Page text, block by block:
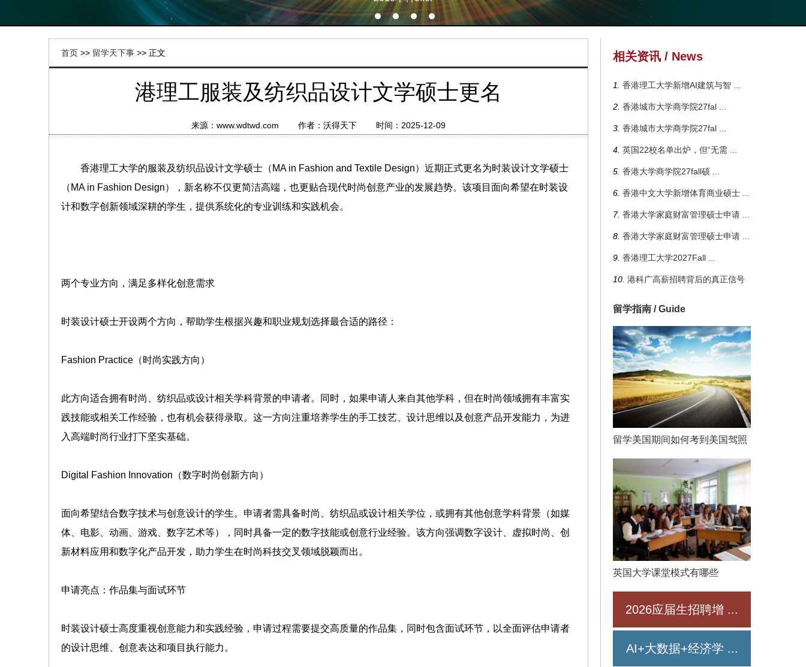
2018本科offer
职场精英计划
首页 >> 留学天下事 >> 正文
港理工服装及纺织品设计文学硕士更名
来源：www.wdtwd.com 作者：沃得天下 时间：2025-12-09
香港理工大学的服装及纺织品设计文学硕士（MA in Fashion and Textile Design）近期正式更名为时装设计文学硕士
（MA in Fashion Design），新名称不仅更简洁高端，也更贴合现代时尚创意产业的发展趋势。该项目面向希望在时装设
计和数字创新领域深耕的学生，提供系统化的专业训练和实践机会。
两个专业方向，满足多样化创意需求
时装设计硕士开设两个方向，帮助学生根据兴趣和职业规划选择最合适的路径：
Fashion Practice（时尚实践方向）
此方向适合拥有时尚、纺织品或设计相关学科背景的申请者。同时，如果申请人来自其他学科，但在时尚领域拥有丰富实
践技能或相关工作经验，也有机会获得录取。这一方向注重培养学生的手工技艺、设计思维以及创意产品开发能力，为进
入高端时尚行业打下坚实基础。
Digital Fashion Innovation（数字时尚创新方向）
面向希望结合数字技术与创意设计的学生。申请者需具备时尚、纺织品或设计相关学位，或拥有其他创意学科背景（如媒
体、电影、动画、游戏、数字艺术等），同时具备一定的数字技能或创意行业经验。该方向强调数字设计、虚拟时尚、创
新材料应用和数字化产品开发，助力学生在时尚科技交叉领域脱颖而出。
申请亮点：作品集与面试环节
时装设计硕士高度重视创意能力和实践经验，申请过程需要提交高质量的作品集，同时包含面试环节，以全面评估申请者
的设计思维、创意表达和项目执行能力。
相关资讯 / News
1. 香港理工大学新增AI建筑与智
2. 香港城市大学商学院27fal
3. 香港城市大学商学院27fal
4. 英国22校名单出炉，但“无需
5. 香港大学商学院27fall硕
6. 香港中文大学新增体育商业硕士
7. 香港大学家庭财富管理硕士申请
8. 香港大学家庭财富管理硕士申请
9. 香港理工大学2027Fall
10. 港科广高薪招聘背后的真正信号
留学指南 / Guide
留学美国期间如何考到美国驾照
英国大学课堂模式有哪些
2026应届生招聘增 ...
AI+大数据+经济学 ...